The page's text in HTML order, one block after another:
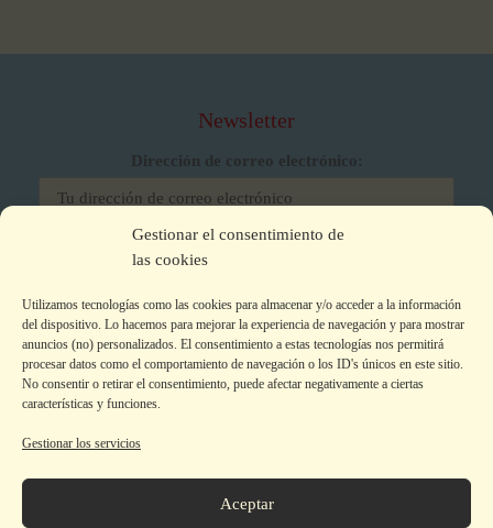
Gestionar el consentimiento de
las cookies
Utilizamos tecnologías como las cookies para almacenar y/o acceder a la información
del dispositivo. Lo hacemos para mejorar la experiencia de navegación y para mostrar
anuncios (no) personalizados. El consentimiento a estas tecnologías nos permitirá
procesar datos como el comportamiento de navegación o los ID's únicos en este sitio.
No consentir o retirar el consentimiento, puede afectar negativamente a ciertas
características y funciones.
Gestionar los servicios
Aceptar
Newsletter
Dirección de correo electrónico:
He leído y acepto los términos y condiciones
Colecciones